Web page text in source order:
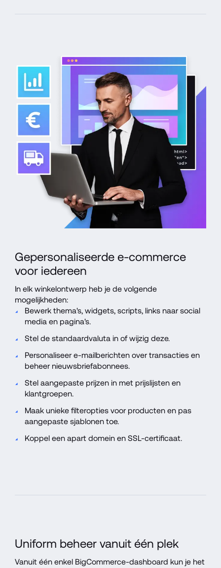
Gepersonaliseerde e-commerce
voor iedereen
In elk winkelontwerp heb je de volgende
mogelijkheden:
Bewerk thema's, widgets, scripts, links naar social
media en pagina's.
Stel de standaardvaluta in of wijzig deze.
Personaliseer e-mailberichten over transacties en
beheer nieuwsbriefabonnees.
Stel aangepaste prijzen in met prijslijsten en
klantgroepen.
Maak unieke filteropties voor producten en pas
aangepaste sjablonen toe.
Koppel een apart domein en SSL-certificaat.
Uniform beheer vanuit één plek
Vanuit één enkel BigCommerce-dashboard kun je het